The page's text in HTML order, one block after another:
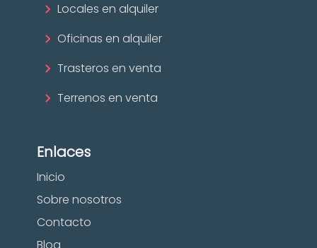
Locales en alquiler
Oficinas en alquiler
Trasteros en venta
Terrenos en venta
Enlaces
Inicio
Sobre nosotros
Contacto